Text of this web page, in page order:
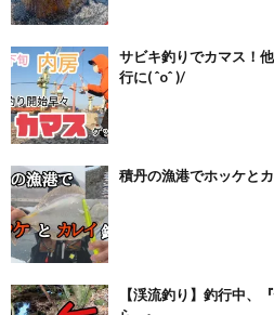
サビキ釣りでカマス！
行に( ˆoˆ )/
積丹の漁港でホッケと
【渓流釣り】釣行中、